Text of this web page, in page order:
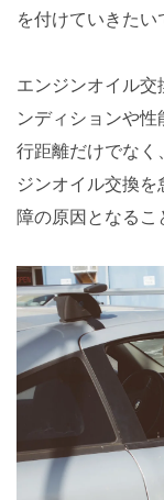
を付けていきたい
エンジンオイル
ンディションや
行距離だけでな
ジンオイル交換
障の原因となるこ